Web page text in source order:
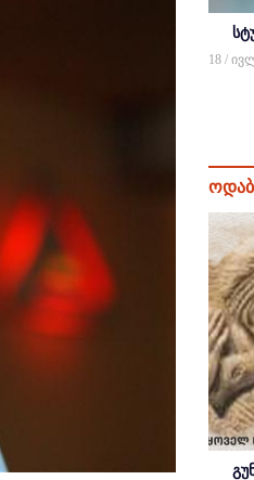
18 /